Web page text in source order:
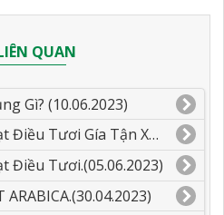
QUAN
Gì? (10.06.2023)
Chuyên Cung Cấp Hạt Điều Tươi Gía Tận Xưởng.(05.06.2023)
Điều Tươi.(05.06.2023)
ARABICA.(30.04.2023)